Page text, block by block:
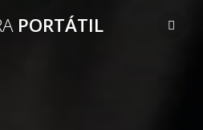
al
PORTÁTIL